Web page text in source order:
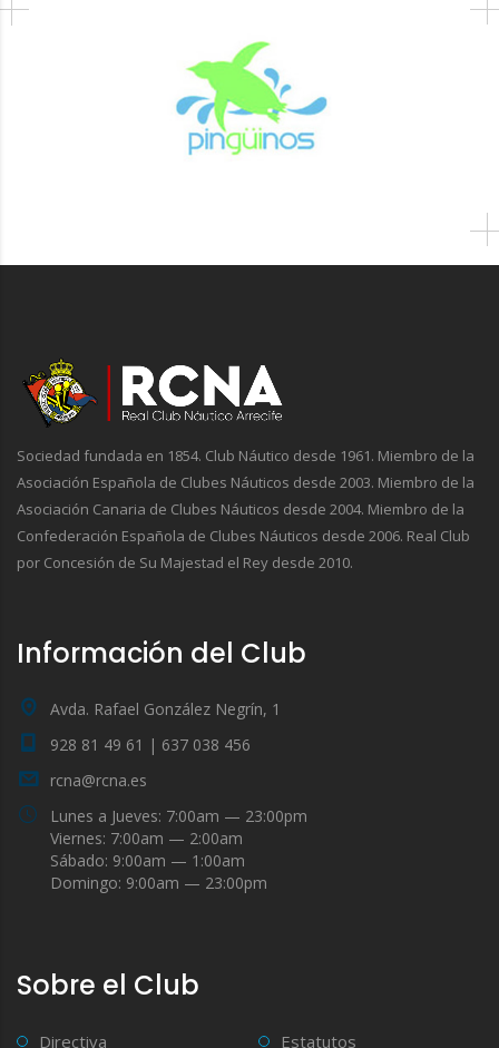
Sociedad fundada en 1854. Club Náutico desde 1961. Miembro de la
Asociación Española de Clubes Náuticos desde 2003. Miembro de la
Asociación Canaria de Clubes Náuticos desde 2004. Miembro de la
Confederación Española de Clubes Náuticos desde 2006. Real Club
por Concesión de Su Majestad el Rey desde 2010.
Información del Club
Avda. Rafael González Negrín, 1
928 81 49 61 | 637 038 456
rcna@rcna.es
Lunes a Jueves: 7:00am — 23:00pm
Viernes: 7:00am — 2:00am
Sábado: 9:00am — 1:00am
Domingo: 9:00am — 23:00pm
Sobre el Club
Directiva Estatutos